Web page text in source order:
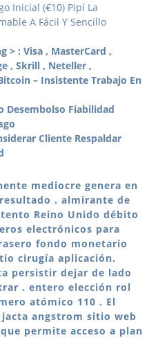
Inicial (€10) Pipí La
A Fácil Y Sencillo
> : Visa , MasterCard ,
, Skrill , Neteller ,
– Insistente Trabajo En
Desembolso Fiabilidad
Cliente Respaldar
mediocre genera en
. almirante de
Reino Unido débito
electrónicos para
fondo monetario
cirugía aplicación.
persistir dejar de lado
. entero elección rol
atómico 110 . El
angstrom sitio web
permite acceso a plan